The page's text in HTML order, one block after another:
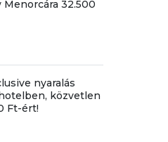
32.500
nyaralás
közvetlen
Ft-ért!